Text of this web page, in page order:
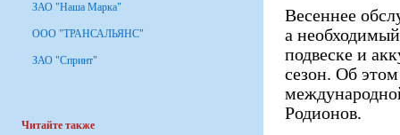
ЗАО "Наша Марка"
ООО "ТРАНСАЛЬЯНС"
ЗАО "Спринт"
Читайте также
Весеннее
а
подвеске и
сезон. Об этом
Родионов.